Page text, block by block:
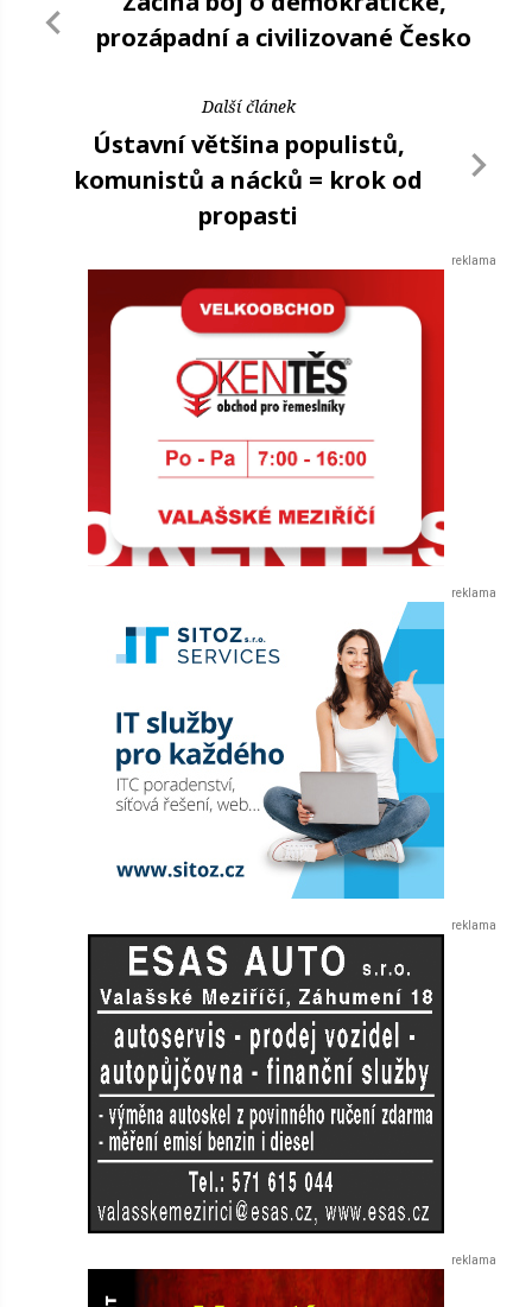
prozápadní a civilizované Česko
Další článek
Ústavní většina populistů,
komunistů a nácků = krok od
propasti